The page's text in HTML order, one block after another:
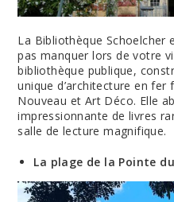
La Bibliothèque Schoelcher
pas manquer lors de votre
bibliothèque publique,
unique d’architecture en
Nouveau et Art Déco. Elle
impressionnante de livres
salle de lecture magnifique.
La plage de la Pointe